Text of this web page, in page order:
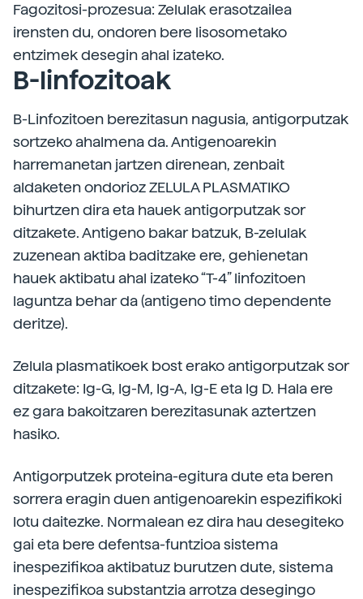
Fagozitosi-prozesua: Zelulak erasotzailea
irensten du, ondoren bere lisosometako
entzimek desegin ahal izateko.
B-linfozitoak
B-Linfozitoen berezitasun nagusia, antigorputzak
sortzeko ahalmena da. Antigenoarekin
harremanetan jartzen direnean, zenbait
aldaketen ondorioz ZELULA PLASMATIKO
bihurtzen dira eta hauek antigorputzak sor
ditzakete. Antigeno bakar batzuk, B-zelulak
zuzenean aktiba baditzake ere, gehienetan
hauek aktibatu ahal izateko “T-4” linfozitoen
laguntza behar da (antigeno timo dependente
deritze).
Zelula plasmatikoek bost erako antigorputzak sor
ditzakete: Ig-G, Ig-M, Ig-A, Ig-E eta Ig D. Hala ere
ez gara bakoitzaren berezitasunak aztertzen
hasiko.
Antigorputzek proteina-egitura dute eta beren
sorrera eragin duen antigenoarekin espezifikoki
lotu daitezke. Normalean ez dira hau desegiteko
gai eta bere defentsa-funtzioa sistema
inespezifikoa aktibatuz burutzen dute, sistema
inespezifikoa substantzia arrotza desegingo